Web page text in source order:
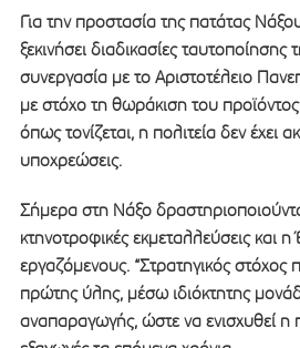
Για την προστασία της πατάτας
ξεκινήσει διαδικασίες
συνεργασία με το Αριστοτέλειο
με στόχο τη θωράκιση του
όπως τονίζεται, η πολιτεία δεν έχει
υποχρεώσεις.
Σήμερα στη Νάξο
κτηνοτροφικές εκμεταλλεύσεις και
εργαζόμενους. “Στρατηγικός στόχος
πρώτης ύλης, μέσω ιδιόκτητης
αναπαραγωγής, ώστε να ενισχυθεί η